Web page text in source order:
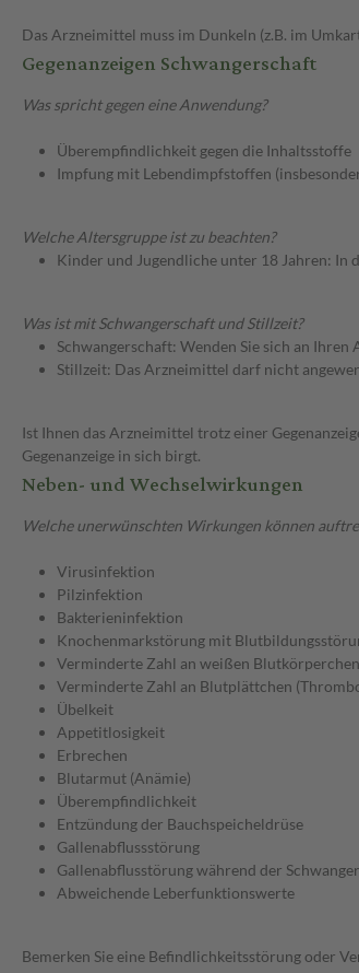
Das Arzneimittel muss im Dunkeln (z.B. im
Gegenanzeigen Schwangerschaft
Was spricht gegen eine Anwendung?
Überempfindlichkeit gegen die Inhaltsstoffe
Impfung mit Lebendimpfstoffen
Welche Altersgruppe ist zu beachten?
Kinder und Jugendliche unter 18 Jahren: In
Was ist mit Schwangerschaft und Stillzeit?
Schwangerschaft: Wenden Sie sich an
Stillzeit: Das Arzneimittel darf nicht
Ist Ihnen das Arzneimittel trotz einer
Gegenanzeige in sich birgt.
Neben- und Wechselwirkungen
Welche unerwünschten Wirkungen können
Virusinfektion
Pilzinfektion
Bakterieninfektion
Knochenmarkstörung mit
Verminderte Zahl an weißen
Verminderte Zahl an Blutplättchen
Übelkeit
Appetitlosigkeit
Erbrechen
Blutarmut (Anämie)
Überempfindlichkeit
Entzündung der Bauchspeicheldrüse
Gallenabflussstörung
Gallenabflusstörung während der
Abweichende Leberfunktionswerte
Bemerken Sie eine Befindlichkeitsstörung oder